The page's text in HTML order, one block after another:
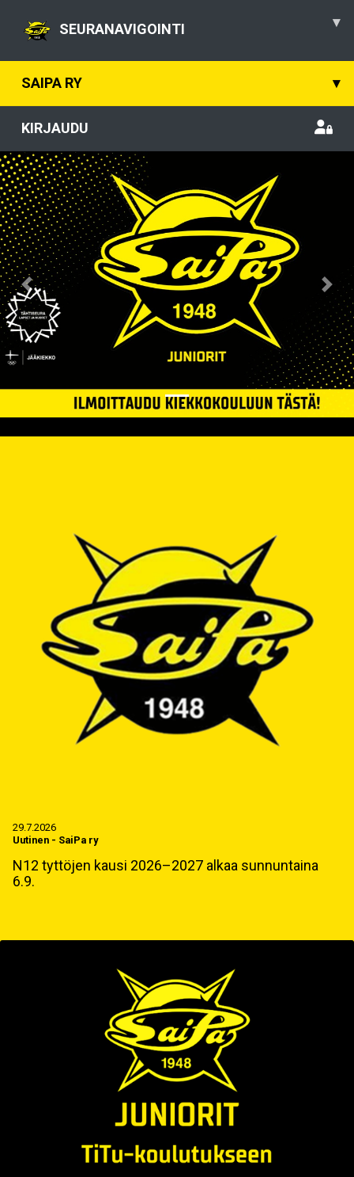
SEURANAVIGOINTI ▾
SAIPA RY ▾
KIRJAUDU
Previous
29.7.2026
Uutinen - SaiPa ry
N12 tyttöjen kausi 2026–2027 alkaa sunnuntaina
6.9.